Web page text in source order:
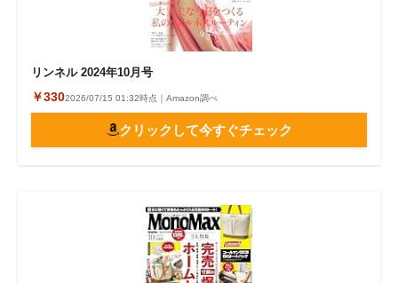
リンネル 2024年10月号
￥3302026/07/15 01:32時点｜Amazon調べ
クリックして今すぐチェック